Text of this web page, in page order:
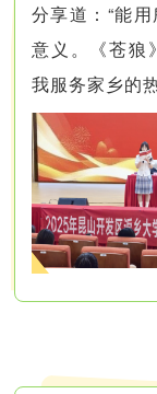
分享道：“能
意义。《苍狼
我服务家乡的